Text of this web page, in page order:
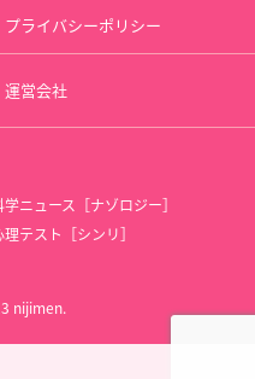
プライバシーポリシー
運営会社
学ニュース［ナゾロジー］
理テスト［シンリ］
nijimen.